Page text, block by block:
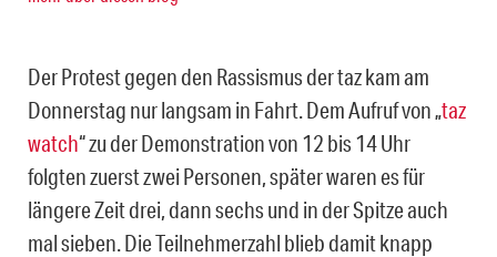
Der Protest gegen den Rassismus der taz kam am
Donnerstag nur langsam in Fahrt. Dem Aufruf von „taz
watch“ zu der Demonstration von 12 bis 14 Uhr
folgten zuerst zwei Personen, später waren es für
längere Zeit drei, dann sechs und in der Spitze auch
mal sieben. Die Teilnehmerzahl blieb damit knapp